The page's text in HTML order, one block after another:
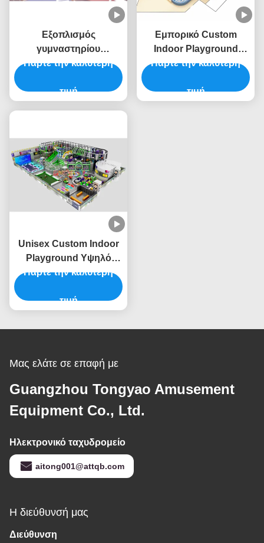
Εξοπλισμός
γυμναστηρίου
εσωτερικού παιχνιδιού
Soft Play Εξοπλισμός
Πάρτε την καλύτερη
τιμή
Εμπορικό Custom
Indoor Playground
Ζωηρά χρώματα
θεματικό πάρκο
Πάρτε την καλύτερη
τιμή
Unisex Custom Indoor
Playground Υψηλό
υψόμετρο επέκταση
δροσερό
Πάρτε την καλύτερη
τιμή
Μας ελάτε σε επαφή με
Guangzhou Tongyao Amusement
Equipment Co., Ltd.
Ηλεκτρονικό ταχυδρομείο
aitong001@attqb.com
Η διεύθυνσή μας
Διεύθυνση